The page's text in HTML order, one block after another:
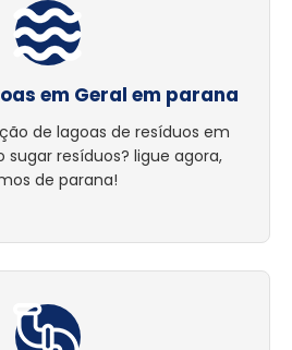
em Geral em parana
de lagoas de resíduos em
sugar resíduos? ligue agora,
de parana!